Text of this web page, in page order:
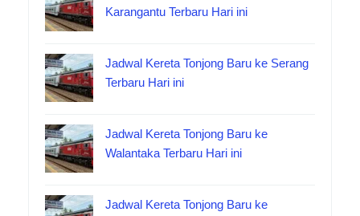
Karangantu Terbaru Hari ini
Jadwal Kereta Tonjong Baru ke Serang
Terbaru Hari ini
Jadwal Kereta Tonjong Baru ke
Walantaka Terbaru Hari ini
Jadwal Kereta Tonjong Baru ke